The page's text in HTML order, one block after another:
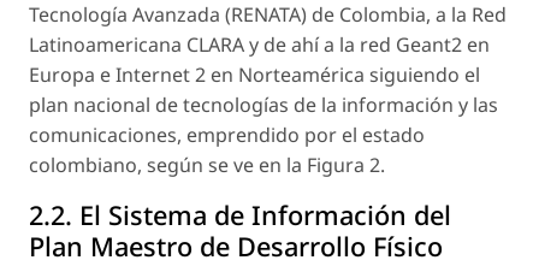
Tecnología Avanzada (RENATA) de Colombia, a la Red
Latinoamericana CLARA y de ahí a la red Geant2 en
Europa e Internet 2 en Norteamérica siguiendo el
plan nacional de tecnologías de la información y las
comunicaciones, emprendido por el estado
colombiano, según se ve en la Figura 2.
2.2. El Sistema de Información del
Plan Maestro de Desarrollo Físico